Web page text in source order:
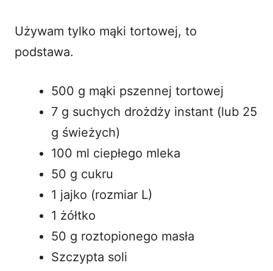
Używam tylko mąki tortowej, to
podstawa.
500 g mąki pszennej tortowej
7 g suchych drożdży instant (lub 25
g świeżych)
100 ml ciepłego mleka
50 g cukru
1 jajko (rozmiar L)
1 żółtko
50 g roztopionego masła
Szczypta soli